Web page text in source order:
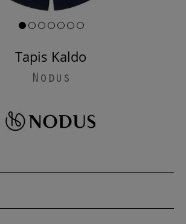
Tapis Kaldo
Nodus